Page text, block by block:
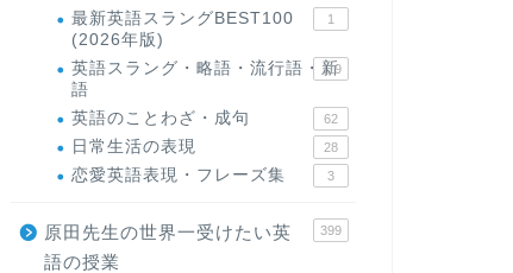
最新英語スラングBEST100
(2026年版)
1
英語スラング・略語・流行語・新
語
119
英語のことわざ・成句 62
日常生活の表現 28
恋愛英語表現・フレーズ集 3
原田先生の世界一受けたい英
語の授業
399